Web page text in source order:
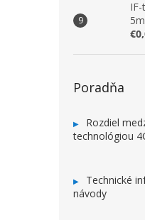
Poradňa
Rozdiel
technológiou
Technické
návody